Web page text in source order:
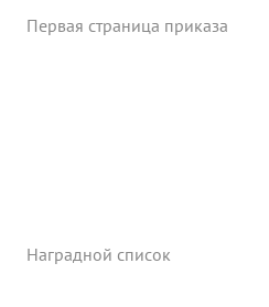
Первая страница приказа
Наградной список